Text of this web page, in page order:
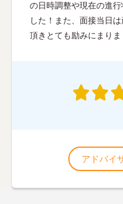
の日時調整や現在の進
した！また、面接当日
頂きとても励みにまりま
アドバイ